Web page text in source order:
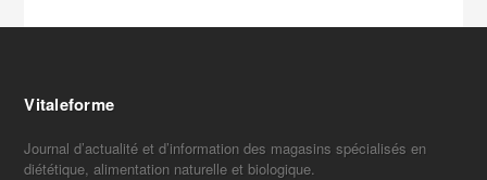
Vitaleforme
Journal d’actualité et d’information des magasins spécialisés en
diététique, alimentation naturelle et biologique.